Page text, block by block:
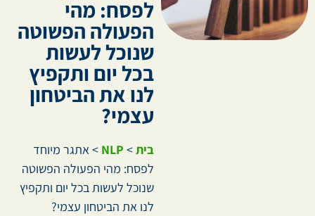
לפסח: מהי
הפעולה הפשוטה
שנוכל לעשות
בכל יום ותקפיץ
לנו את הביטחון
עצמי?
בית>
NLP
>אתגר מיוחד
לפסח: מהי הפעולה הפשוטה
שנוכל לעשות בכל יום ותקפיץ
לנו את הביטחון עצמי?